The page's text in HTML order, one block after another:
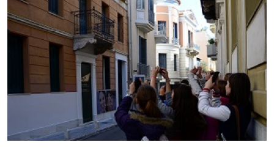
Μουσείο Ελιάς και Ελληνικού Λαδιού
Μουσείο Βιομηχανικής Ελαιουργίας